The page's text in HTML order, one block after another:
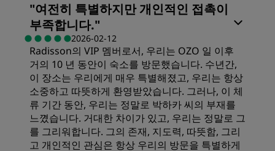
가격
침대의 퀄리티
장소
"여전히 특별하지만 개인적인 접촉이
부족합니다."
2026-02-12
Radisson의 VIP 멤버로서, 우리는 OZO 일 이후
거의 10 년 동안이 숙소를 방문했습니다. 수년간,
이 장소는 우리에게 매우 특별해졌고, 우리는 항상
소중하고 따뜻하게 환영받았습니다. 그러나, 이 체
류 기간 동안, 우리는 정말로 박하카 씨의 부재를
느꼈습니다. 거대한 차이가 있고, 우리는 정말로 그
를 그리워합니다. 그의 존재, 지도력, 따뜻함, 그리
고 개인적인 관심은 항상 우리의 방문을 특별하게